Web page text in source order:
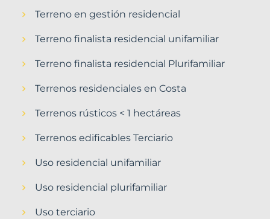
Terreno en gestión residencial
Terreno finalista residencial unifamiliar
Terreno finalista residencial Plurifamiliar
Terrenos residenciales en Costa
Terrenos rústicos < 1 hectáreas
Terrenos edificables Terciario
Uso residencial unifamiliar
Uso residencial plurifamiliar
Uso terciario